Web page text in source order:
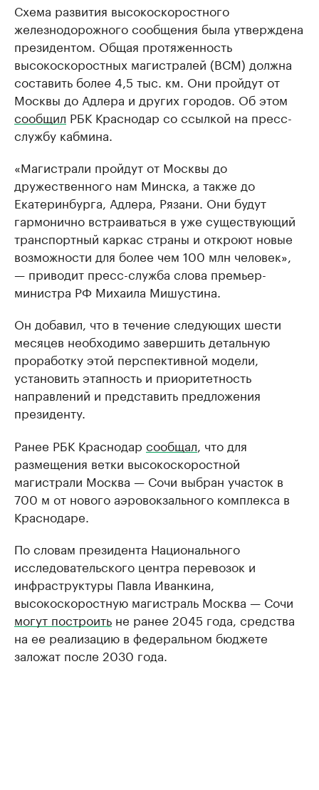
Схема развития высокоскоростного
железнодорожного сообщения была утверждена
президентом. Общая протяженность
высокоскоростных магистралей (ВСМ) должна
составить более 4,5 тыс. км. Они пройдут от
Москвы до Адлера и других городов. Об этом
сообщил РБК Краснодар со ссылкой на пресс-
службу кабмина.
«Магистрали пройдут от Москвы до
дружественного нам Минска, а также до
Екатеринбурга, Адлера, Рязани. Они будут
гармонично встраиваться в уже существующий
транспортный каркас страны и откроют новые
возможности для более чем 100 млн человек»,
— приводит пресс-служба слова премьер-
министра РФ Михаила Мишустина.
Он добавил, что в течение следующих шести
месяцев необходимо завершить детальную
проработку этой перспективной модели,
установить этапность и приоритетность
направлений и представить предложения
президенту.
Ранее РБК Краснодар сообщал , что для
размещения ветки высокоскоростной
магистрали Москва — Сочи выбран участок в
700 м от нового аэровокзального комплекса в
Краснодаре.
По словам президента Национального
исследовательского центра перевозок и
инфраструктуры Павла Иванкина,
высокоскоростную магистраль Москва — Сочи
могут построить не ранее 2045 года, средства
на ее реализацию в федеральном бюджете
заложат после 2030 года.